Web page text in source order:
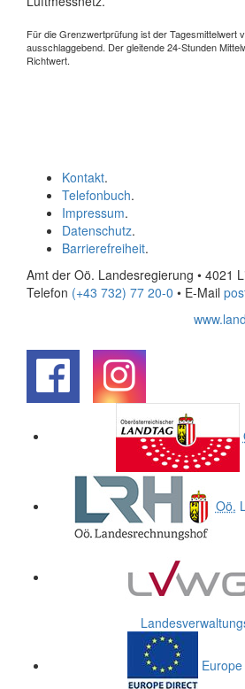
Für die Grenzwertprüfung ist der Tagesmittelwert
ausschlaggebend. Der gleitende 24-Stunden
Richtwert.
Kontakt.
Telefonbuch.
Impressum.
Datenschutz.
Barrierefreiheit.
Amt der Oö. Landesregierung • 4021
Telefon (+43 732) 77 20-0 • E-Mail
Oö.